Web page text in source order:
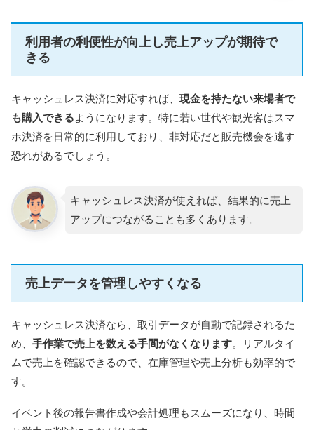
利用者の利便性が向上し売上アップが期待で
きる
キャッシュレス決済に対応すれば、 現金を持たない来場者で
も購入できるようになります。特に若い世代や観光客はスマ
ホ決済を日常的に利用しており、非対応だと販売機会を逃す
恐れがあるでしょう。
キャッシュレス決済が使えれば、結果的に売上
アップにつながることも多くあります。
売上データを管理しやすくなる
キャッシュレス決済なら、取引データが自動で記録されるた
め、 手作業で売上を数える手間がなくなります。リアルタイ
ムで売上を確認できるので、在庫管理や売上分析も効率的で
す。
イベント後の報告書作成や会計処理もスムーズになり、時間